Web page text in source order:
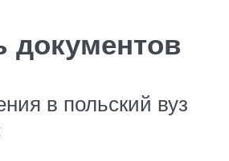
документов
в польский вуз